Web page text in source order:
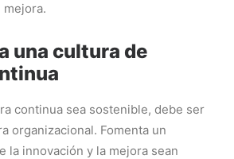
una cultura de
continua sea sostenible, debe ser
organizacional. Fomenta un
la innovación y la mejora sean